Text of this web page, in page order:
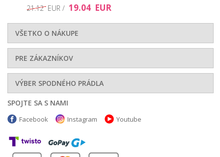
21.12 EUR / 19.04 EUR
VŠETKO O NÁKUPE
PRE ZÁKAZNÍKOV
VÝBER SPODNÉHO PRÁDLA
SPOJTE SA S NAMI
Facebook Instagram Youtube